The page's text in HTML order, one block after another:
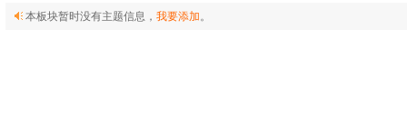
本板块暂时没有主题信息， 我要添加。